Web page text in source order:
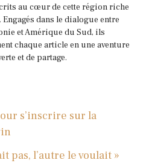
au cœur de cette région riche
Engagés dans le dialogue entre
et Amérique du Sud, ils
chaque article en une aventure
et de partage.
s’inscrire sur la
pas, l’autre le voulait »